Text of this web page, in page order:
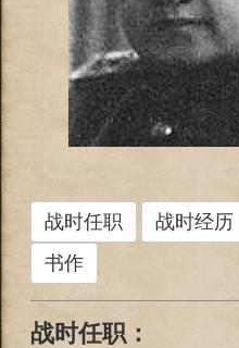
战时任职 战时经历
书作
战时任职：